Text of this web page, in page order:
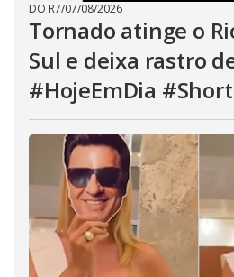
DO R7/07/08/2026
Tornado atinge o
Sul e deixa rastro
#HojeEmDia